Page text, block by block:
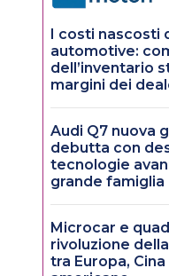
I costi nascosti
automotive:
dell’inventario
margini dei
Audi Q7 nuova
debutta con
tecnologie
grande famiglia
Microcar e
rivoluzione
tra Europa,